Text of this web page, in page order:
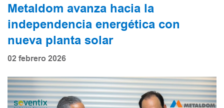
Metaldom avanza hacia la
independencia energética con
nueva planta solar
02 febrero 2026